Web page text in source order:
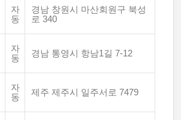
자
동
경남 창원시 마산회원구 북성
로 340
자
동
경남 통영시 항남1길 7-12
자
동
제주 제주시 일주서로 7479